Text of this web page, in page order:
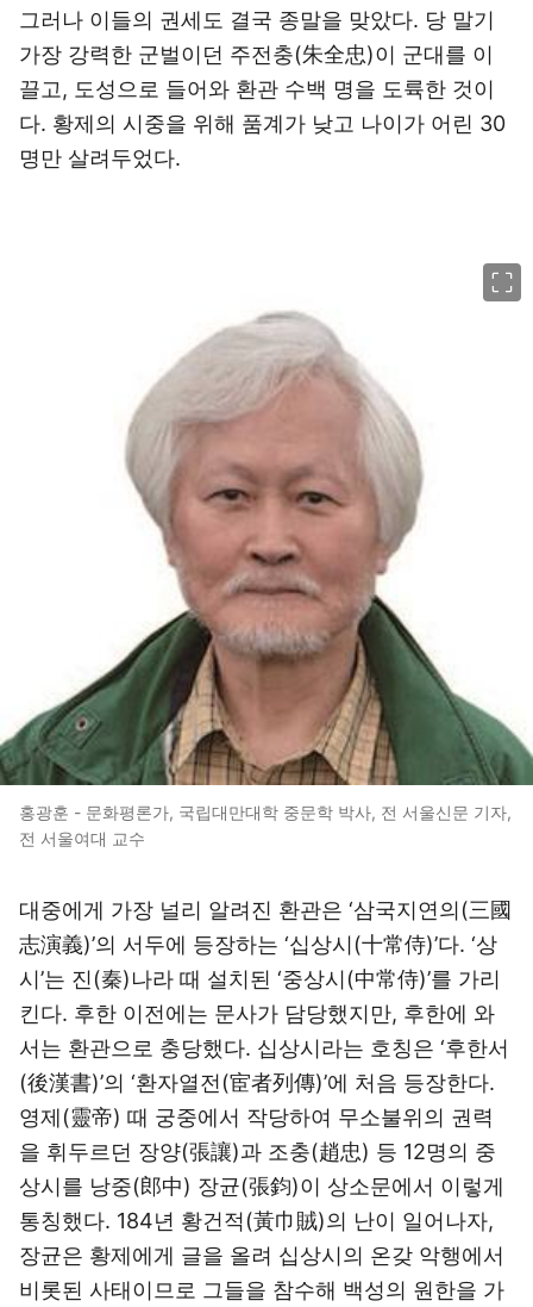
그러나 이들의 권세도 결국 종말을 맞았다. 당 말기
가장 강력한 군벌이던 주전충(朱全忠)이 군대를 이
끌고, 도성으로 들어와 환관 수백 명을 도륙한 것이
다. 황제의 시중을 위해 품계가 낮고 나이가 어린 30
명만 살려두었다.
홍광훈 - 문화평론가, 국립대만대학 중문학 박사, 전 서울신문 기자,
전 서울여대 교수
대중에게 가장 널리 알려진 환관은 ‘삼국지연의(三國
志演義)’의 서두에 등장하는 ‘십상시(十常侍)’다. ‘상
시’는 진(秦)나라 때 설치된 ‘중상시(中常侍)’를 가리
킨다. 후한 이전에는 문사가 담당했지만, 후한에 와
서는 환관으로 충당했다. 십상시라는 호칭은 ‘후한서
(後漢書)’의 ‘환자열전(宦者列傳)’에 처음 등장한다.
영제(靈帝) 때 궁중에서 작당하여 무소불위의 권력
을 휘두르던 장양(張讓)과 조충(趙忠) 등 12명의 중
상시를 낭중(郎中) 장균(張鈞)이 상소문에서 이렇게
통칭했다. 184년 황건적(黃巾賊)의 난이 일어나자,
장균은 황제에게 글을 올려 십상시의 온갖 악행에서
비롯된 사태이므로 그들을 참수해 백성의 원한을 가